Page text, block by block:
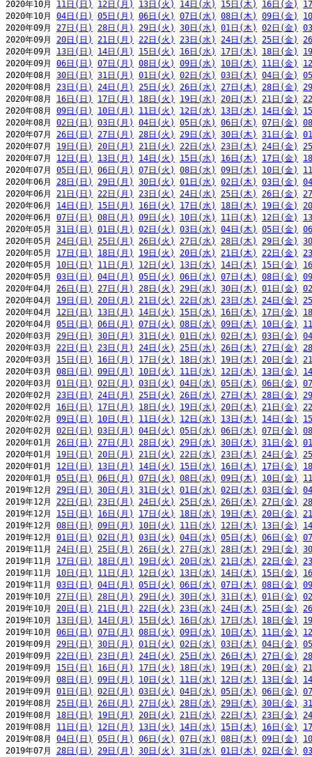
2020年10月 11日(日) 12日(月) 13日(火) 14日(水) 15日(木) 16日(金)
2020年10月 04日(日) 05日(月) 06日(火) 07日(水) 08日(木) 09日(金)
2020年09月 27日(日) 28日(月) 29日(火) 30日(水) 01日(木) 02日(金)
2020年09月 20日(日) 21日(月) 22日(火) 23日(水) 24日(木) 25日(金)
2020年09月 13日(日) 14日(月) 15日(火) 16日(水) 17日(木) 18日(金)
2020年09月 06日(日) 07日(月) 08日(火) 09日(水) 10日(木) 11日(金)
2020年08月 30日(日) 31日(月) 01日(火) 02日(水) 03日(木) 04日(金)
2020年08月 23日(日) 24日(月) 25日(火) 26日(水) 27日(木) 28日(金)
2020年08月 16日(日) 17日(月) 18日(火) 19日(水) 20日(木) 21日(金)
2020年08月 09日(日) 10日(月) 11日(火) 12日(水) 13日(木) 14日(金)
2020年08月 02日(日) 03日(月) 04日(火) 05日(水) 06日(木) 07日(金)
2020年07月 26日(日) 27日(月) 28日(火) 29日(水) 30日(木) 31日(金)
2020年07月 19日(日) 20日(月) 21日(火) 22日(水) 23日(木) 24日(金)
2020年07月 12日(日) 13日(月) 14日(火) 15日(水) 16日(木) 17日(金)
2020年07月 05日(日) 06日(月) 07日(火) 08日(水) 09日(木) 10日(金)
2020年06月 28日(日) 29日(月) 30日(火) 01日(水) 02日(木) 03日(金)
2020年06月 21日(日) 22日(月) 23日(火) 24日(水) 25日(木) 26日(金)
2020年06月 14日(日) 15日(月) 16日(火) 17日(水) 18日(木) 19日(金)
2020年06月 07日(日) 08日(月) 09日(火) 10日(水) 11日(木) 12日(金)
2020年05月 31日(日) 01日(月) 02日(火) 03日(水) 04日(木) 05日(金)
2020年05月 24日(日) 25日(月) 26日(火) 27日(水) 28日(木) 29日(金)
2020年05月 17日(日) 18日(月) 19日(火) 20日(水) 21日(木) 22日(金)
2020年05月 10日(日) 11日(月) 12日(火) 13日(水) 14日(木) 15日(金)
2020年05月 03日(日) 04日(月) 05日(火) 06日(水) 07日(木) 08日(金)
2020年04月 26日(日) 27日(月) 28日(火) 29日(水) 30日(木) 01日(金)
2020年04月 19日(日) 20日(月) 21日(火) 22日(水) 23日(木) 24日(金)
2020年04月 12日(日) 13日(月) 14日(火) 15日(水) 16日(木) 17日(金)
2020年04月 05日(日) 06日(月) 07日(火) 08日(水) 09日(木) 10日(金)
2020年03月 29日(日) 30日(月) 31日(火) 01日(水) 02日(木) 03日(金)
2020年03月 22日(日) 23日(月) 24日(火) 25日(水) 26日(木) 27日(金)
2020年03月 15日(日) 16日(月) 17日(火) 18日(水) 19日(木) 20日(金)
2020年03月 08日(日) 09日(月) 10日(火) 11日(水) 12日(木) 13日(金)
2020年03月 01日(日) 02日(月) 03日(火) 04日(水) 05日(木) 06日(金)
2020年02月 23日(日) 24日(月) 25日(火) 26日(水) 27日(木) 28日(金)
2020年02月 16日(日) 17日(月) 18日(火) 19日(水) 20日(木) 21日(金)
2020年02月 09日(日) 10日(月) 11日(火) 12日(水) 13日(木) 14日(金)
2020年02月 02日(日) 03日(月) 04日(火) 05日(水) 06日(木) 07日(金)
2020年01月 26日(日) 27日(月) 28日(火) 29日(水) 30日(木) 31日(金)
2020年01月 19日(日) 20日(月) 21日(火) 22日(水) 23日(木) 24日(金)
2020年01月 12日(日) 13日(月) 14日(火) 15日(水) 16日(木) 17日(金)
2020年01月 05日(日) 06日(月) 07日(火) 08日(水) 09日(木) 10日(金)
2019年12月 29日(日) 30日(月) 31日(火) 01日(水) 02日(木) 03日(金)
2019年12月 22日(日) 23日(月) 24日(火) 25日(水) 26日(木) 27日(金)
2019年12月 15日(日) 16日(月) 17日(火) 18日(水) 19日(木) 20日(金)
2019年12月 08日(日) 09日(月) 10日(火) 11日(水) 12日(木) 13日(金)
2019年12月 01日(日) 02日(月) 03日(火) 04日(水) 05日(木) 06日(金)
2019年11月 24日(日) 25日(月) 26日(火) 27日(水) 28日(木) 29日(金)
2019年11月 17日(日) 18日(月) 19日(火) 20日(水) 21日(木) 22日(金)
2019年11月 10日(日) 11日(月) 12日(火) 13日(水) 14日(木) 15日(金)
2019年11月 03日(日) 04日(月) 05日(火) 06日(水) 07日(木) 08日(金)
2019年10月 27日(日) 28日(月) 29日(火) 30日(水) 31日(木) 01日(金)
2019年10月 20日(日) 21日(月) 22日(火) 23日(水) 24日(木) 25日(金)
2019年10月 13日(日) 14日(月) 15日(火) 16日(水) 17日(木) 18日(金)
2019年10月 06日(日) 07日(月) 08日(火) 09日(水) 10日(木) 11日(金)
2019年09月 29日(日) 30日(月) 01日(火) 02日(水) 03日(木) 04日(金)
2019年09月 22日(日) 23日(月) 24日(火) 25日(水) 26日(木) 27日(金)
2019年09月 15日(日) 16日(月) 17日(火) 18日(水) 19日(木) 20日(金)
2019年09月 08日(日) 09日(月) 10日(火) 11日(水) 12日(木) 13日(金)
2019年09月 01日(日) 02日(月) 03日(火) 04日(水) 05日(木) 06日(金)
2019年08月 25日(日) 26日(月) 27日(火) 28日(水) 29日(木) 30日(金)
2019年08月 18日(日) 19日(月) 20日(火) 21日(水) 22日(木) 23日(金)
2019年08月 11日(日) 12日(月) 13日(火) 14日(水) 15日(木) 16日(金)
2019年08月 04日(日) 05日(月) 06日(火) 07日(水) 08日(木) 09日(金)
2019年07月 28日(日) 29日(月) 30日(火) 31日(水) 01日(木) 02日(金)